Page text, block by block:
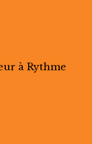
à Rythme